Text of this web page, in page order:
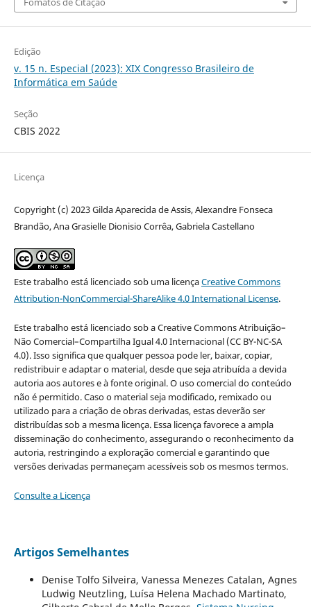
Edição
v. 15 n. Especial (2023): XIX Congresso Brasileiro de
Informática em Saúde
Seção
CBIS 2022
Licença
Copyright (c) 2023 Gilda Aparecida de Assis, Alexandre Fonseca
Brandão, Ana Grasielle Dionisio Corrêa, Gabriela Castellano
Este trabalho está licenciado sob uma licençaCreative Commons
Attribution-NonCommercial-ShareAlike 4.0 International License.
Este trabalho está licenciado sob a Creative Commons Atribuição–
Não Comercial–Compartilha Igual 4.0 Internacional (CC BY-NC-SA
4.0). Isso significa que qualquer pessoa pode ler, baixar, copiar,
redistribuir e adaptar o material, desde que seja atribuída a devida
autoria aos autores e à fonte original. O uso comercial do conteúdo
não é permitido. Caso o material seja modificado, remixado ou
utilizado para a criação de obras derivadas, estas deverão ser
distribuídas sob a mesma licença. Essa licença favorece a ampla
disseminação do conhecimento, assegurando o reconhecimento da
autoria, restringindo a exploração comercial e garantindo que
versões derivadas permaneçam acessíveis sob os mesmos termos.
Consulte a Licença
Artigos Semelhantes
Denise Tolfo Silveira, Vanessa Menezes Catalan, Agnes
Ludwig Neutzling, Luísa Helena Machado Martinato,